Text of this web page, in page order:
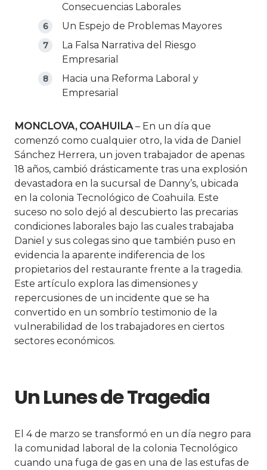
Consecuencias Laborales
Un Espejo de Problemas Mayores
La Falsa Narrativa del Riesgo
Empresarial
Hacia una Reforma Laboral y
Empresarial
MONCLOVA, COAHUILA – En un día que
comenzó como cualquier otro, la vida de Daniel
Sánchez Herrera, un joven trabajador de apenas
18 años, cambió drásticamente tras una explosión
devastadora en la sucursal de Danny’s, ubicada
en la colonia Tecnológico de Coahuila. Este
suceso no solo dejó al descubierto las precarias
condiciones laborales bajo las cuales trabajaba
Daniel y sus colegas sino que también puso en
evidencia la aparente indiferencia de los
propietarios del restaurante frente a la tragedia.
Este artículo explora las dimensiones y
repercusiones de un incidente que se ha
convertido en un sombrío testimonio de la
vulnerabilidad de los trabajadores en ciertos
sectores económicos.
Un Lunes de Tragedia
El 4 de marzo se transformó en un día negro para
la comunidad laboral de la colonia Tecnológico
cuando una fuga de gas en una de las estufas de